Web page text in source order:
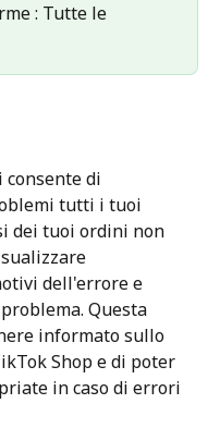
: Tutte le
consente di
tutti i tuoi
dei tuoi ordini non
dell'errore e
Questa
informato sullo
Shop e di poter
in caso di errori